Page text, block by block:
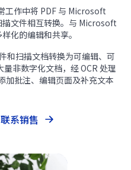
工作中将 PDF 与 Microsoft
文件相互转换。与 Microsoft
化的编辑和共享。
和扫描文档转换为可编辑、可
非数字化文档，经 OCR 处理
加批注、编辑页面及补充文本
联系销售